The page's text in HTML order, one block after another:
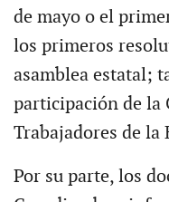
de mayo o el
los primeros
asamblea estatal;
participación de la
Trabajadores de la
Por su parte, los